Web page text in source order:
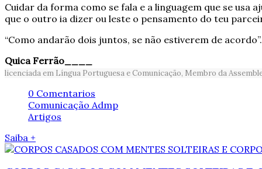
Cuidar da forma como se fala e a linguagem que se
que o outro ia dizer ou leste o pensamento do teu
“Como andarão dois juntos, se não estiverem de
Quica Ferrão____
licenciada em Língua Portuguesa e Comunicação, Membro da
0 Comentarios
Comunicação Admp
Artigos
Saiba +